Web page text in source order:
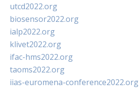
utcd2022.org
biosensor2022.org
ialp2022.org
klivet2022.org
ifac-hms2022.org
taoms2022.org
iias-euromena-conference2022.org